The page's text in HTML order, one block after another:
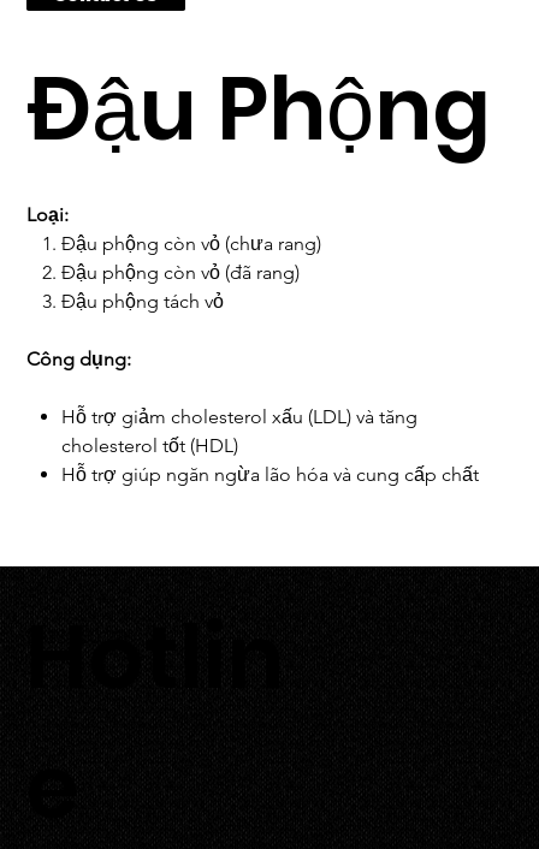
Đậu Phộng
Loại:
Đậu phộng còn vỏ (chưa rang)
Đậu phộng còn vỏ (đã rang)
Đậu phộng tách vỏ
Công dụng:
Hỗ trợ giảm cholesterol xấu (LDL) và tăng
cholesterol tốt (HDL)
Hỗ trợ giúp ngăn ngừa lão hóa và cung cấp chất
Hỗ trợ tăng cân lành mạnh
Hỗ trợ giảm nguy cơ hình thành sỏi mật
Hỗ trợ phát triển cơ bắp và xương khớp
Hỗ trợ bổ sung dưỡng chất cho thai kỳ
Hotlin
e
0933 700 226